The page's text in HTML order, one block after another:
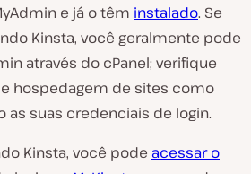
e já o têm instalado. Se
Kinsta, você geralmente pode
através do cPanel; verifique
hospedagem de sites como
as suas credenciais de login.
Kinsta, você pode acessar o